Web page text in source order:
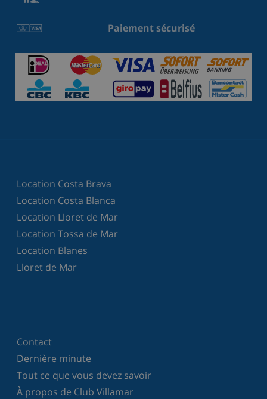
Paiement sécurisé
Location Costa Brava
Location Costa Blanca
Location Lloret de Mar
Location Tossa de Mar
Location Blanes
Lloret de Mar
Contact
Dernière minute
Tout ce que vous devez savoir
À propos de Club Villamar